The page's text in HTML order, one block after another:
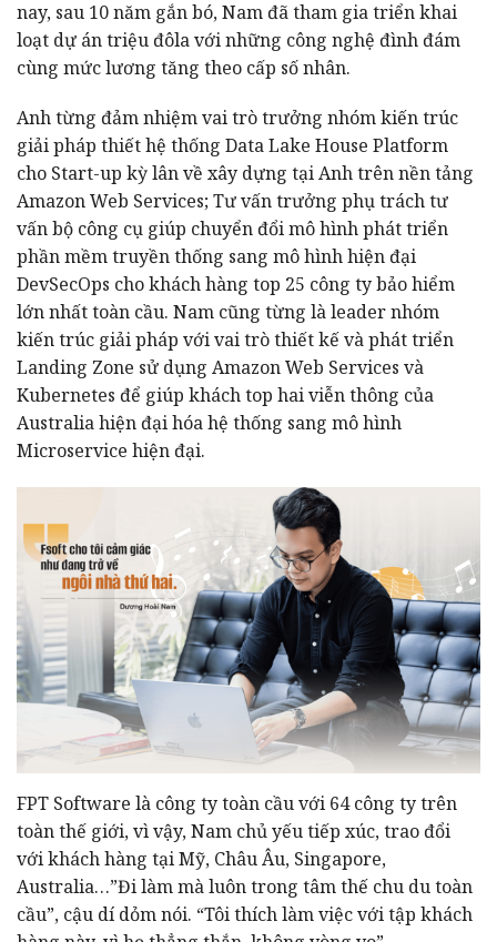
nay, sau 10 năm gắn bó, Nam đã tham gia triển khai
loạt dự án triệu đôla với những công nghệ đình đám
cùng mức lương tăng theo cấp số nhân.
Anh từng đảm nhiệm vai trò trưởng nhóm kiến trúc
giải pháp thiết hệ thống Data Lake House Platform
cho Start-up kỳ lân về xây dựng tại Anh trên nền tảng
Amazon Web Services; Tư vấn trưởng phụ trách tư
vấn bộ công cụ giúp chuyển đổi mô hình phát triển
phần mềm truyền thống sang mô hình hiện đại
DevSecOps cho khách hàng top 25 công ty bảo hiểm
lớn nhất toàn cầu. Nam cũng từng là leader nhóm
kiến trúc giải pháp với vai trò thiết kế và phát triển
Landing Zone sử dụng Amazon Web Services và
Kubernetes để giúp khách top hai viễn thông của
Australia hiện đại hóa hệ thống sang mô hình
Microservice hiện đại.
FPT Software là công ty toàn cầu với 64 công ty trên
toàn thế giới, vì vậy, Nam chủ yếu tiếp xúc, trao đổi
với khách hàng tại Mỹ, Châu Âu, Singapore,
Australia…”Đi làm mà luôn trong tâm thế chu du toàn
cầu”, cậu dí dỏm nói. “Tôi thích làm việc với tập khách